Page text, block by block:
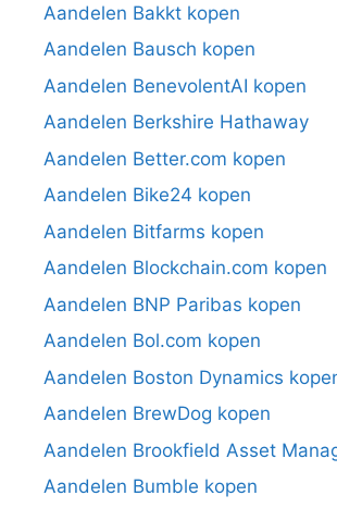
Aandelen Bakkt kopen
Aandelen Bausch kopen
Aandelen BenevolentAI kopen
Aandelen Berkshire Hathaway
Aandelen Better.com kopen
Aandelen Bike24 kopen
Aandelen Bitfarms kopen
Aandelen Blockchain.com kopen
Aandelen BNP Paribas kopen
Aandelen Bol.com kopen
Aandelen Boston Dynamics
Aandelen BrewDog kopen
Aandelen Brookfield Asset
Aandelen Bumble kopen